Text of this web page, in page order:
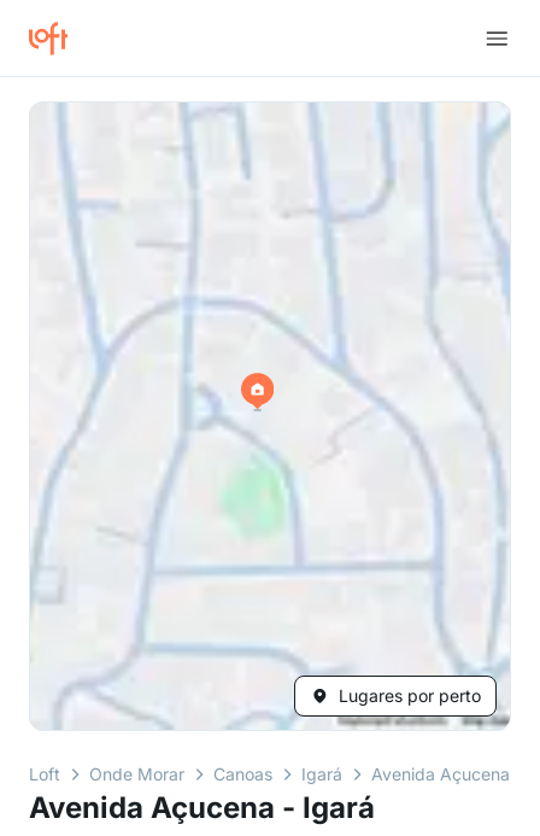
Lugares por perto
Loft Onde Morar Canoas Igará Avenida Açucena
Avenida Açucena - Igará